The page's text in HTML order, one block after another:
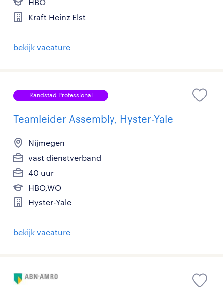
HBO
Kraft Heinz Elst
bekijk vacature
Randstad Professional
Teamleider Assembly, Hyster-Yale
Nijmegen
vast dienstverband
40 uur
HBO,WO
Hyster-Yale
bekijk vacature